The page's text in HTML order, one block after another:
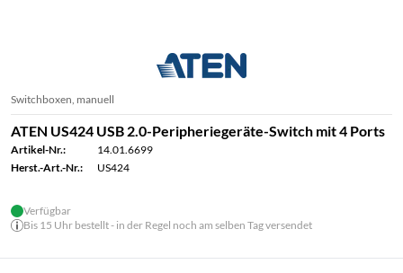
Switchboxen, manuell
ATEN US424 USB 2.0-Peripheriegeräte-Switch mit 4 Ports
Artikel-Nr.:
14.01.6699
Herst.-Art.-Nr.:
US424
Verfügbar
Bis 15 Uhr bestellt - in der Regel noch am selben Tag versendet